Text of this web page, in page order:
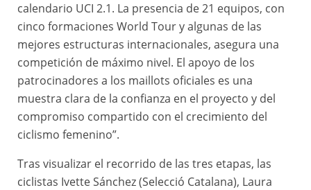
calendario UCI 2.1. La presencia de 21 equipos, con
cinco formaciones World Tour y algunas de las
mejores estructuras internacionales, asegura una
competición de máximo nivel. El apoyo de los
patrocinadores a los maillots oficiales es una
muestra clara de la confianza en el proyecto y del
compromiso compartido con el crecimiento del
ciclismo femenino”.
Tras visualizar el recorrido de las tres etapas, las
ciclistas Ivette Sánchez (Selecció Catalana), Laura